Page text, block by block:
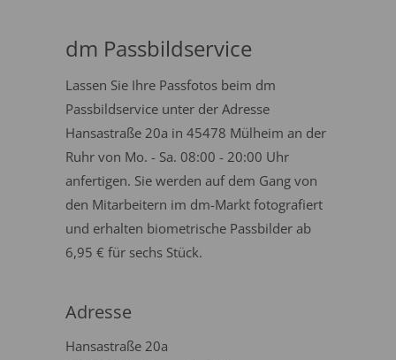
dm Passbildservice
Lassen Sie Ihre Passfotos beim dm
Passbildservice unter der Adresse
Hansastraße 20a in 45478 Mülheim an der
Ruhr von Mo. - Sa. 08:00 - 20:00 Uhr
anfertigen. Sie werden auf dem Gang von
den Mitarbeitern im dm-Markt fotografiert
und erhalten biometrische Passbilder ab
6,95 € für sechs Stück.
Adresse
Hansastraße 20a